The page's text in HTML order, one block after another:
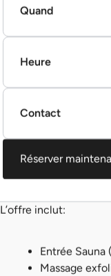
L’offre inclut:
Entrée Sauna
Massage
Quand
Heure
Contact
Réserver